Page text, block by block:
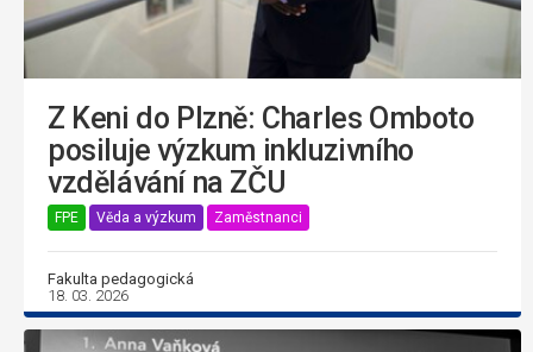
Z Keni do Plzně: Charles Omboto
posiluje výzkum inkluzivního
vzdělávání na ZČU
FPE Věda a výzkum Zaměstnanci
Fakulta pedagogická
18. 03. 2026